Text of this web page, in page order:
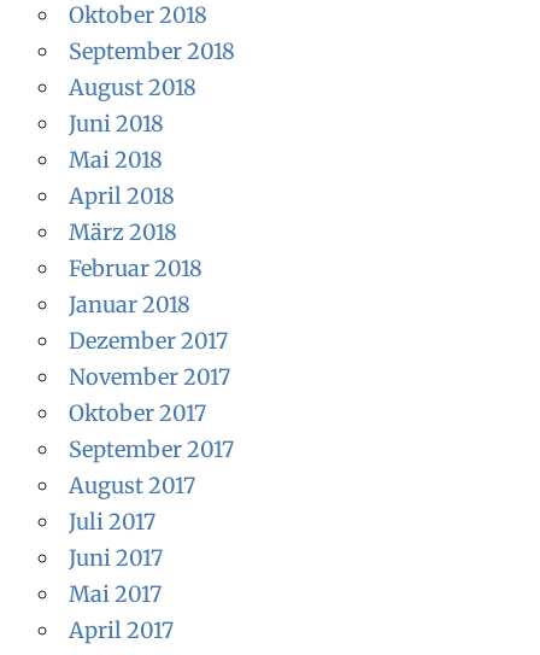
Oktober 2018
September 2018
August 2018
Juni 2018
Mai 2018
April 2018
März 2018
Februar 2018
Januar 2018
Dezember 2017
November 2017
Oktober 2017
September 2017
August 2017
Juli 2017
Juni 2017
Mai 2017
April 2017